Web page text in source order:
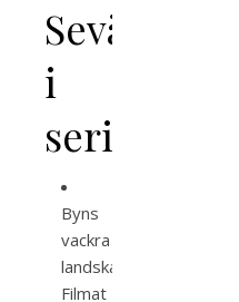
Sevärdheter
i
serien
Byns
vackra
landskap:
Filmat